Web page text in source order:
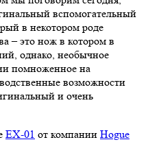
вспомогательный
в некотором роде
– это нож в котором в
однако, необычное
помноженное на
возможности
и очень
EX-01 от компании Hogue